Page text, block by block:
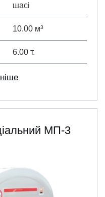
шасі
10.00 м³
6.00 т.
МП-3